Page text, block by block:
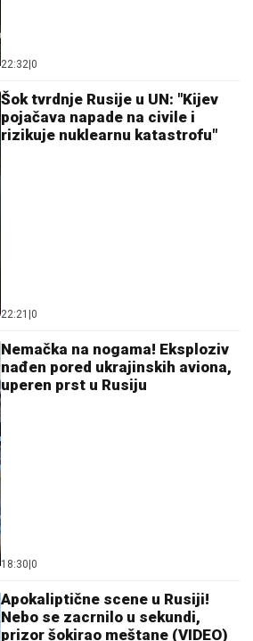
22:32 0
Šok tvrdnje Rusije u UN: "Kijev
pojačava napade na civile i
rizikuje nuklearnu katastrofu"
22:21 0
Nemačka na nogama! Eksploziv
nađen pored ukrajinskih aviona,
uperen prst u Rusiju
18:30 0
Apokaliptične scene u Rusiji!
Nebo se zacrnilo u sekundi,
prizor šokirao meštane (VIDEO)